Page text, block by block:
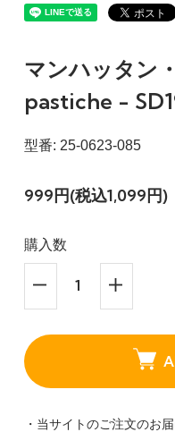
マンハッタン
pastiche -
型番: 25-0623-085
999円(税込1,099円)
購入数
・当サイトのご注文のお